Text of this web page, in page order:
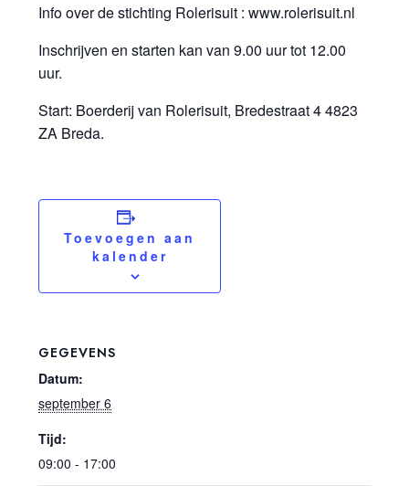
Info over de stichting Rolerisuit : www.rolerisuit.nl
Inschrijven en starten kan van 9.00 uur tot 12.00
uur.
Start: Boerderij van Rolerisuit, Bredestraat 4 4823
ZA Breda.
Toevoegen aan
kalender
GEGEVENS
Datum:
september 6
Tijd:
09:00 - 17:00